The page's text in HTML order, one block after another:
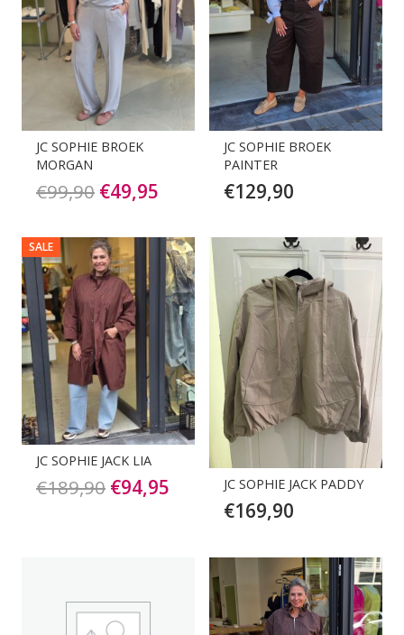
JC SOPHIE BROEK
MORGAN
€99,90 Oorspronkelijke
was:
€99,90.
€49,95 Huidige
is:
€49,95.
JC SOPHIE BROEK
PAINTER
€129,90
SALE
JC SOPHIE JACK LIA
€189,90 Oorspronkelijke
€94,95 Huidige
€94,95.
JC SOPHIE JACK PADDY
€169,90